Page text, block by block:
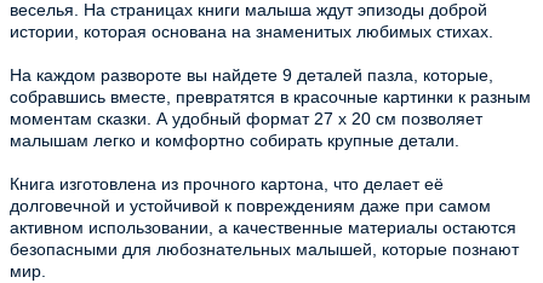
веселья. На страницах книги малыша ждут эпизоды доброй
истории, которая основана на знаменитых любимых стихах.
На каждом развороте вы найдете 9 деталей пазла, которые,
собравшись вместе, превратятся в красочные картинки к разным
моментам сказки. А удобный формат 27 х 20 см позволяет
малышам легко и комфортно собирать крупные детали.
Книга изготовлена из прочного картона, что делает её
долговечной и устойчивой к повреждениям даже при самом
активном использовании, а качественные материалы остаются
безопасными для любознательных малышей, которые познают
мир.